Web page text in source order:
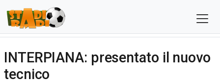
INTERPIANA: presentato il nuovo
tecnico